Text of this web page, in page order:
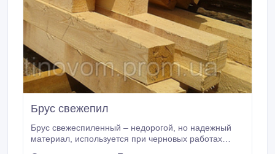
Брус свежепил
Брус свежеспиленный – недорогой, но надежный
материал, используется при черновых работах